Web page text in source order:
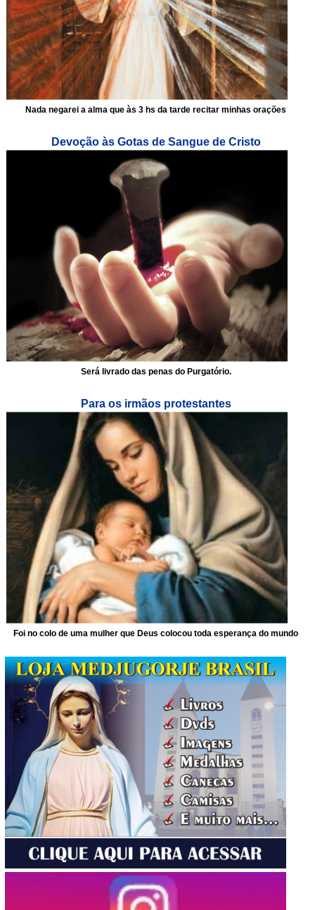
Nada negarei a alma que às 3 hs da tarde recitar minhas orações
Devoção às Gotas de Sangue de Cristo
Será livrado das penas do Purgatório.
Para os irmãos protestantes
Foi no colo de uma mulher que Deus colocou toda esperança do mundo